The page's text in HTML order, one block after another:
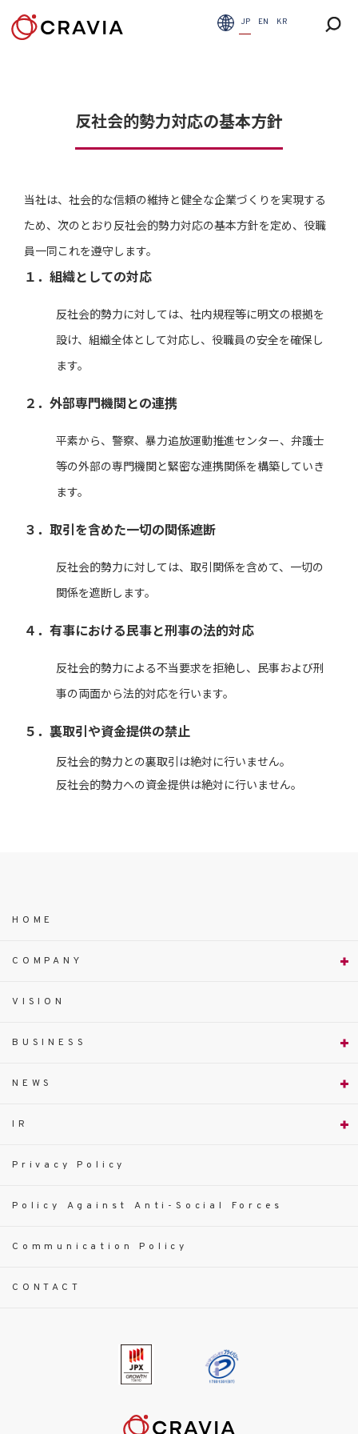
JP EN KR
反社会的勢力対応の基本方針
当社は、社会的な信頼の維持と健全な企業づくりを実現する
ため、次のとおり反社会的勢力対応の基本方針を定め、役職
員一同これを遵守します。
１．組織としての対応
反社会的勢力に対しては、社内規程等に明文の根拠を
設け、組織全体として対応し、役職員の安全を確保し
ます。
２．外部専門機関との連携
平素から、警察、暴力追放運動推進センター、弁護士
等の外部の専門機関と緊密な連携関係を構築していき
ます。
３．取引を含めた一切の関係遮断
反社会的勢力に対しては、取引関係を含めて、一切の
関係を遮断します。
４．有事における民事と刑事の法的対応
反社会的勢力による不当要求を拒絶し、民事および刑
事の両面から法的対応を行います。
５．裏取引や資金提供の禁止
反社会的勢力との裏取引は絶対に行いません。
反社会的勢力への資金提供は絶対に行いません。
HOME
COMPANY
VISION
BUSINESS
NEWS
IR
Privacy Policy
Policy Against Anti-Social Forces
Communication Policy
CONTACT